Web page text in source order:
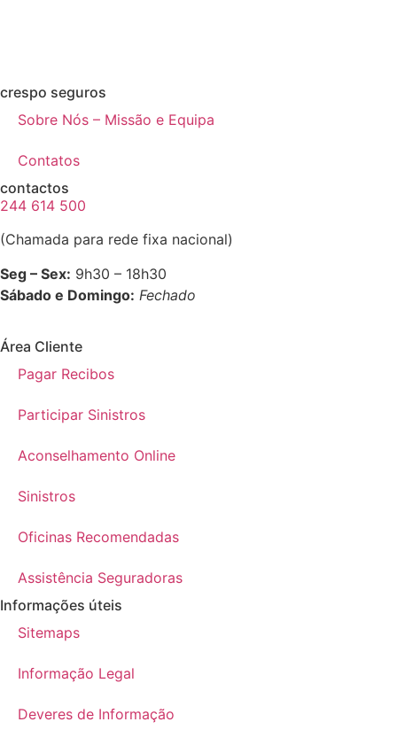
crespo seguros
Sobre Nós – Missão e Equipa
Contatos
contactos
244 614 500
(Chamada para rede fixa nacional)
Seg – Sex: 9h30 – 18h30
Sábado e Domingo: Fechado
Área Cliente
Pagar Recibos
Participar Sinistros
Aconselhamento Online
Sinistros
Oficinas Recomendadas
Assistência Seguradoras
Informações úteis
Sitemaps
Informação Legal
Deveres de Informação